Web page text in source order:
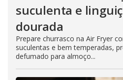
suculenta e
dourada
Prepare churrasco na Air Fryer
suculentas e bem temperadas,
defumado para almoço...